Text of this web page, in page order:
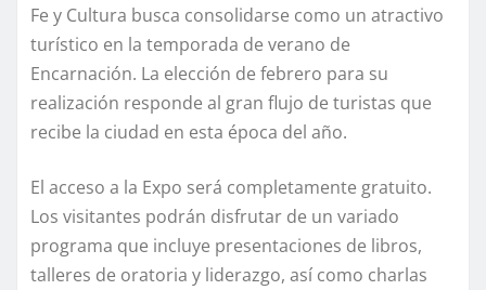
Fe y Cultura busca consolidarse como un atractivo
turístico en la temporada de verano de
Encarnación. La elección de febrero para su
realización responde al gran flujo de turistas que
recibe la ciudad en esta época del año.
El acceso a la Expo será completamente gratuito.
Los visitantes podrán disfrutar de un variado
programa que incluye presentaciones de libros,
talleres de oratoria y liderazgo, así como charlas